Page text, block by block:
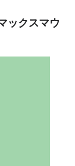
ックスマウ